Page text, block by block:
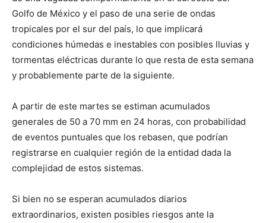
Golfo de México y el paso de una serie de ondas
tropicales por el sur del país, lo que implicará
condiciones húmedas e inestables con posibles lluvias y
tormentas eléctricas durante lo que resta de esta semana
y probablemente parte de la siguiente.
A partir de este martes se estiman acumulados
generales de 50 a 70 mm en 24 horas, con probabilidad
de eventos puntuales que los rebasen, que podrían
registrarse en cualquier región de la entidad dada la
complejidad de estos sistemas.
Si bien no se esperan acumulados diarios
extraordinarios, existen posibles riesgos ante la